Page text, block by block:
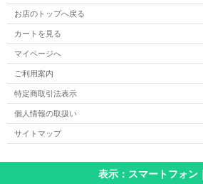
お店のトップへ戻る
カートを見る
マイページへ
ご利用案内
特定商取引法表示
個人情報の取扱い
サイトマップ
表示：スマートフォン｜